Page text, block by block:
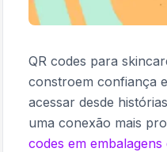
QR codes para
constroem confiança
acessar desde
uma conexão mais
codes em embalagens